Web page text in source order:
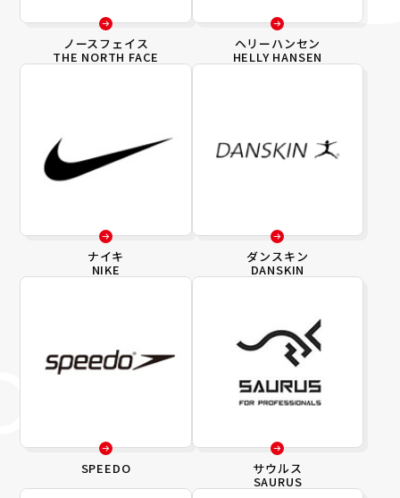
ノースフェイス
THE NORTH FACE
ヘリーハンセン
HELLY HANSEN
ナイキ
NIKE
ダンスキン
DANSKIN
SPEEDO サウルス
SAURUS